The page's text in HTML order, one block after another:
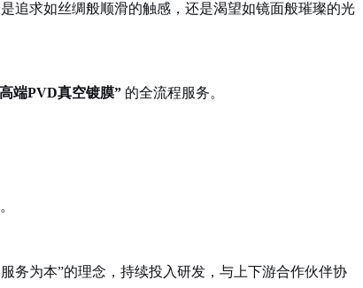
追求如丝绸般顺滑的触感，还是渴望如镜面般璀璨的光
端PVD真空镀膜” 的全流程服务。
务为本”的理念，持续投入研发，与上下游合作伙伴协